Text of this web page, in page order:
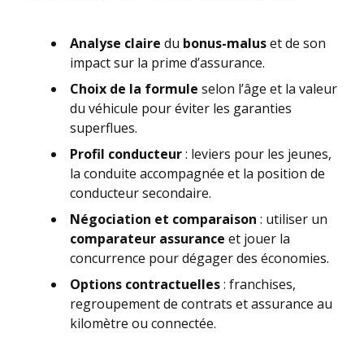
Analyse claire du bonus-maluset de son
impact sur la prime d’assurance.
Choix de la formule selon l’âge et la valeur
du véhicule pour éviter les garanties
superflues.
Profil conducteur: leviers pour les jeunes,
la conduite accompagnée et la position de
conducteur secondaire.
Négociation et comparaison : utiliser un
comparateur assurance et jouer la
concurrence pour dégager des économies.
Options contractuelles: franchises,
regroupement de contrats et assurance au
kilomètre ou connectée.